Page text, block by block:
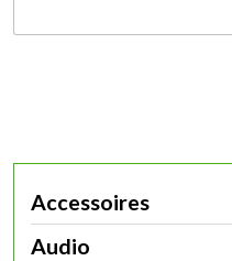
Accessoires
Audio